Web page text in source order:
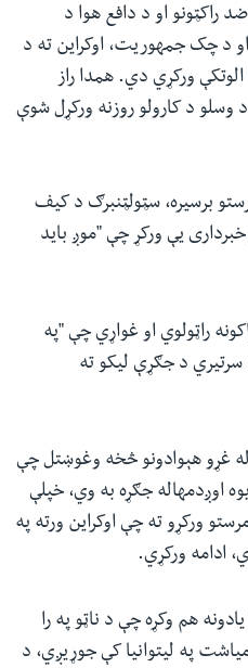
راکټونو او د دافع هوا د
د چک جمهوریت، اوکراین ته د
شوروي لخوا جوړې شوې میګ ۲۹ الوتکې ورکړي دي. همدا راز
د وسلو د کارولو روزنه ورکړل شوې
برسیره، سټولټنبرګ د کیف
یې ورکړ چې "موږ باید
راټولوي او غواړي چې "په
سرتیري د جګړې لیکو ته
غړو هېوادونو څخه وغوښتل چې
اوږدمهاله جګړه به وي، خپلې
ورکړو ته چې اوکراین ورته په
ادامه ورکړي.
هم وکړه چې د ناټو په را
په لیتوانیا کې جوړیږي، د